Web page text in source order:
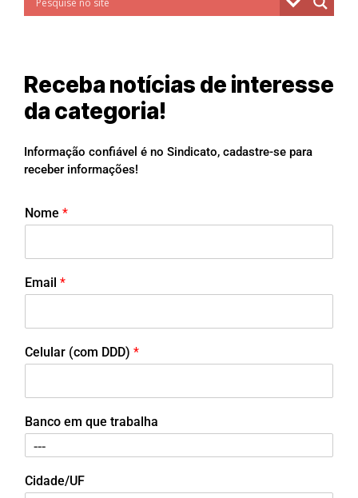
Receba notícias de interesse
da categoria!
Informação confiável é no Sindicato, cadastre-se para
receber informações!
Nome *
Email *
Celular (com DDD) *
Banco em que trabalha
Cidade/UF